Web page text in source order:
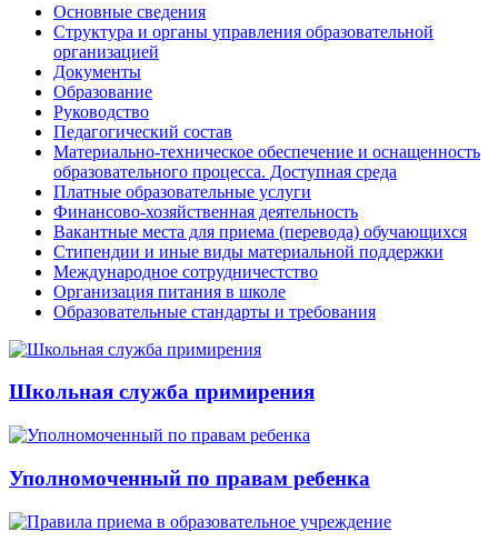
Основные сведения
Структура и органы управления образовательной
организацией
Документы
Образование
Руководство
Педагогический состав
Материально-техническое обеспечение и оснащенность
образовательного процесса. Доступная среда
Платные образовательные услуги
Финансово-хозяйственная деятельность
Вакантные места для приема (перевода) обучающихся
Стипендии и иные виды материальной поддержки
Международное сотрудничестство
Организация питания в школе
Образовательные стандарты и требования
Школьная служба примирения
Уполномоченный по правам ребенка